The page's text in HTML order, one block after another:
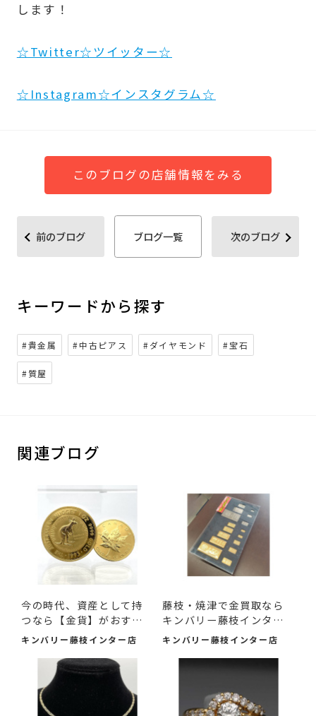
します！
☆Twitter☆ツイッター☆
☆Instagram☆インスタグラム☆
このブログの店舗情報をみる
前のブログ ブログ一覧 次のブログ
キーワードから探す
#貴金属 #中古ピアス #ダイヤモンド #宝石
#質屋
関連ブログ
今の時代、資産として持
つなら【金貨】がおすす
め...
キンバリー藤枝インター店
藤枝・焼津で金買取なら
キンバリー藤枝インター
店...
キンバリー藤枝インター店